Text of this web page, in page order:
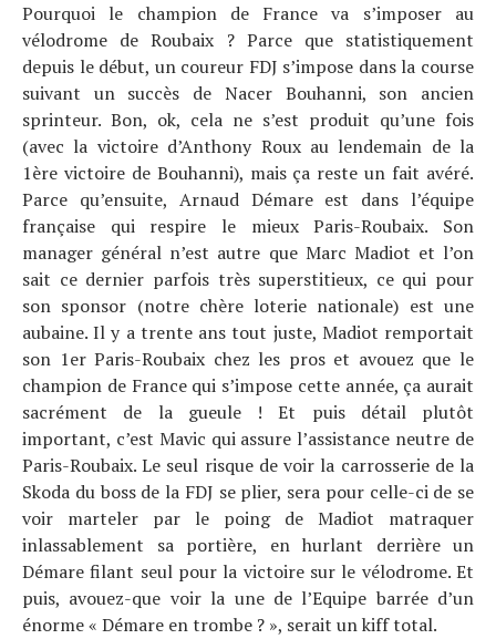
Pourquoi le champion de France va s’imposer au
vélodrome de Roubaix ? Parce que statistiquement
depuis le début, un coureur FDJ s’impose dans la course
suivant un succès de Nacer Bouhanni, son ancien
sprinteur. Bon, ok, cela ne s’est produit qu’une fois
(avec la victoire d’Anthony Roux au lendemain de la
1ère victoire de Bouhanni), mais ça reste un fait avéré.
Parce qu’ensuite, Arnaud Démare est dans l’équipe
française qui respire le mieux Paris-Roubaix. Son
manager général n’est autre que Marc Madiot et l’on
sait ce dernier parfois très superstitieux, ce qui pour
son sponsor (notre chère loterie nationale) est une
aubaine. Il y a trente ans tout juste, Madiot remportait
son 1er Paris-Roubaix chez les pros et avouez que le
champion de France qui s’impose cette année, ça aurait
sacrément de la gueule ! Et puis détail plutôt
important, c’est Mavic qui assure l’assistance neutre de
Paris-Roubaix. Le seul risque de voir la carrosserie de la
Skoda du boss de la FDJ se plier, sera pour celle-ci de se
voir marteler par le poing de Madiot matraquer
inlassablement sa portière, en hurlant derrière un
Démare filant seul pour la victoire sur le vélodrome. Et
puis, avouez-que voir la une de l’Equipe barrée d’un
énorme « Démare en trombe ? », serait un kiff total.